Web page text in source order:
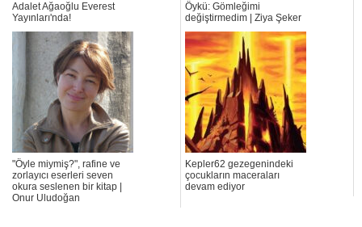
Adalet Ağaoğlu Everest
Yayınları'nda!
Öykü: Gömleğimi
değiştirmedim | Ziya Şeker
"Öyle miymiş?", rafine ve
zorlayıcı eserleri seven
okura seslenen bir kitap |
Onur Uludoğan
Kepler62 gezegenindeki
çocukların maceraları
devam ediyor